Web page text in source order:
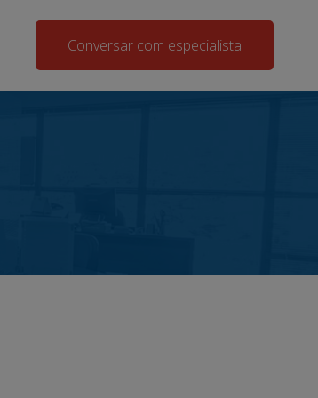
Conversar com especialista